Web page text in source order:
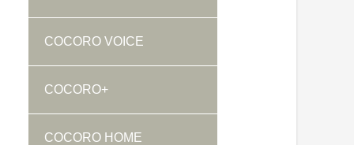
COCORO VOICE
COCORO+
COCORO HOME